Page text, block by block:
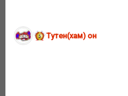
Тутен(хам) он